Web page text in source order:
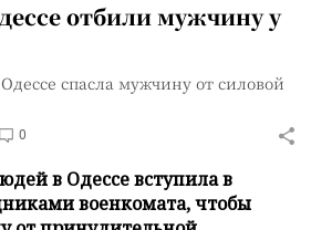
отбили мужчину у
спасла мужчину от силовой
0
в Одессе вступила в
военкомата, чтобы